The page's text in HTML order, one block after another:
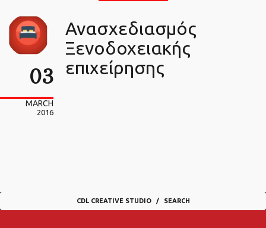
03
MARCH
2016
Ανασχεδιασμός
Ξενοδοχειακής
επιχείρησης
CDL CREATIVE STUDIO SEARCH